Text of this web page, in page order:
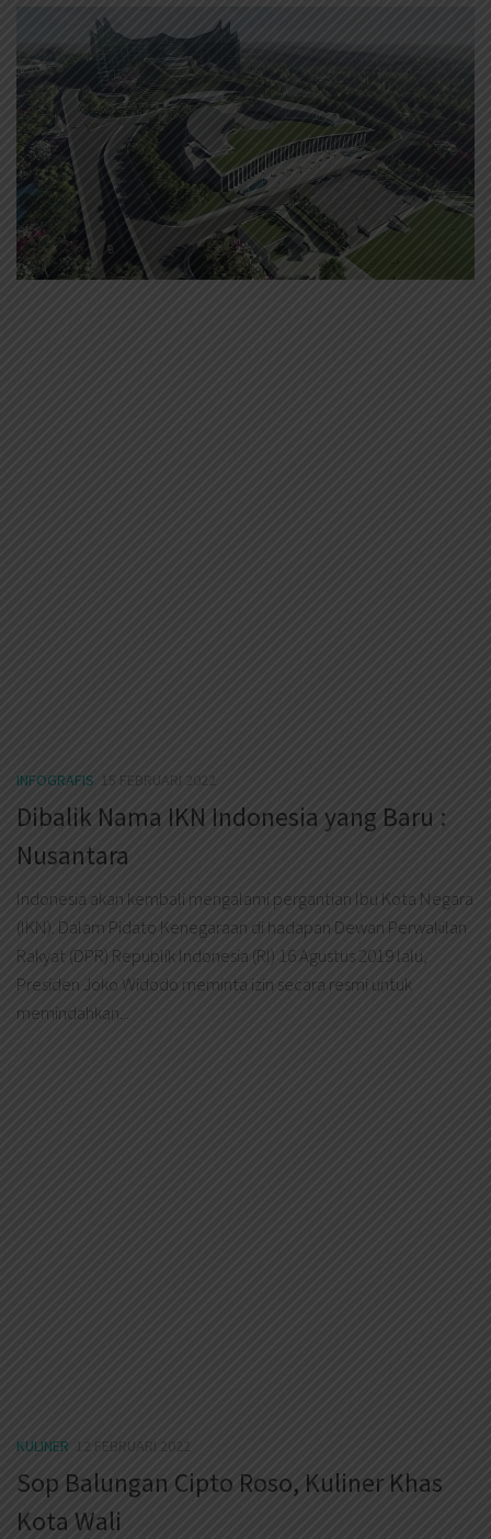
INFOGRAFIS 15 FEBRUARI 2022
Dibalik Nama IKN Indonesia yang Baru :
Nusantara
Indonesia akan kembali mengalami pergantian Ibu Kota Negara
(IKN). Dalam Pidato Kenegaraan di hadapan Dewan Perwakilan
Rakyat (DPR) Republik Indonesia (RI) 16 Agustus 2019 lalu,
Presiden Joko Widodo meminta izin secara resmi untuk
memindahkan...
KULINER 12 FEBRUARI 2022
Sop Balungan Cipto Roso, Kuliner Khas
Kota Wali